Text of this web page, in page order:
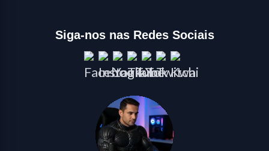
Siga-nos nas Redes Sociais